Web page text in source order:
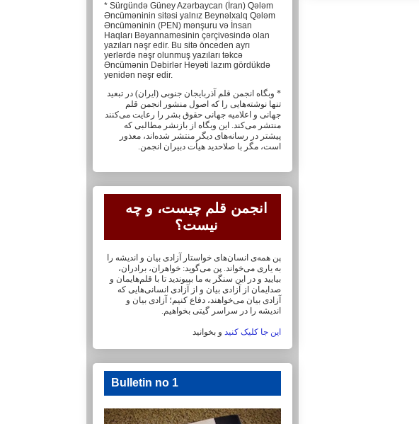
* Sürgündə Güney Azərbaycan (İran) Qələm
Əncüməninin sitəsi yalnız Beynəlxalq Qələm
Əncüməninin (PEN) mənşuru və İnsan
Haqları Bəyannaməsinin çərçivəsində olan
yazıları nəşr edir. Bu sitə önceden ayrı
yerlərdə nəşr olunmuş yazıları təkcə
Əncümənin Dəbirlər Heyəti lazım gördükdə
yenidən nəşr edir.
* وبگاه انجمن قلم آذربایجان جنوبی (ایران) در تبعید
تنها نوشته‌هایی را که اصول منشور انجمن قلم
جهانی و ‏اعلامیه جهانی حقوق بشر را رعایت می‌کنند
منتشر می‌کند. این وبگاه از بازنشر مطالبی که
پیشتر در ‏رسانه‌های دیگر منتشر شده‌اند، معذور
است، مگر با صلاحدید هیأت دبیران انجمن.
انجمن قلم چیست، و چه
نیست؟
پن همه‌ی انسان‌های خواستار آزادی بیان و اندیشه را
به یاری می‌خواند. پن می‌گوید: خواهران، ‏برادران،
بیایید و در این سنگر به ما بپیوندید تا با قلم‌هایمان‏ و
صدایمان از آزادی بیان و از آزادی ‏انسانی‌هایی که
آزادی بیان می‌خواهند، دفاع کنیم؛ آزادی بیان و
اندیشه را در سراسر گیتی ‏بخواهیم.
این جا کلیک کنید و بخوانید
Bulletin no 1